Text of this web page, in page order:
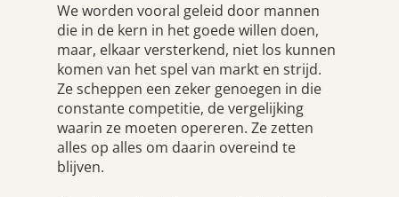
We worden vooral geleid door mannen
die in de kern in het goede willen doen,
maar, elkaar versterkend, niet los kunnen
komen van het spel van markt en strijd.
Ze scheppen een zeker genoegen in die
constante competitie, de vergelijking
waarin ze moeten opereren. Ze zetten
alles op alles om daarin overeind te
blijven.